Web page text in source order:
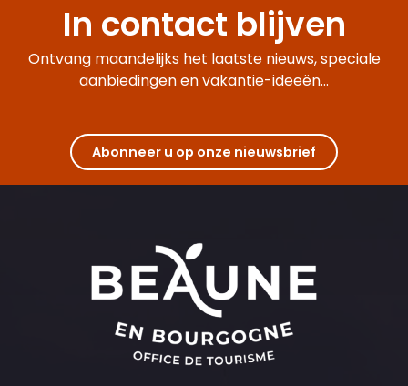
In contact blijven
Ontvang maandelijks het laatste nieuws, speciale
aanbiedingen en vakantie-ideeën...
Abonneer u op onze nieuwsbrief